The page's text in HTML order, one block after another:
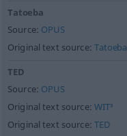
Tatoeba
Source: OPUS
Original text source:Tatoeba
TED
Source: OPUS
Original text source:WIT³
Original text source:TED